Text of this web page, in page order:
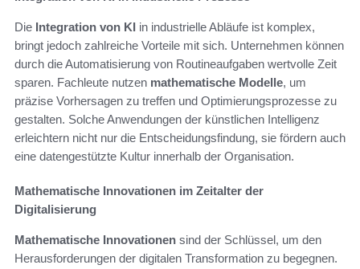
Die Integration von KI in industrielle Abläufe ist komplex,
bringt jedoch zahlreiche Vorteile mit sich. Unternehmen können
durch die Automatisierung von Routineaufgaben wertvolle Zeit
sparen. Fachleute nutzen mathematische Modelle, um
präzise Vorhersagen zu treffen und Optimierungsprozesse zu
gestalten. Solche Anwendungen der künstlichen Intelligenz
erleichtern nicht nur die Entscheidungsfindung, sie fördern auch
eine datengestützte Kultur innerhalb der Organisation.
Mathematische Innovationen im Zeitalter der
Digitalisierung
Mathematische Innovationen sind der Schlüssel, um den
Herausforderungen der digitalen Transformation zu begegnen.